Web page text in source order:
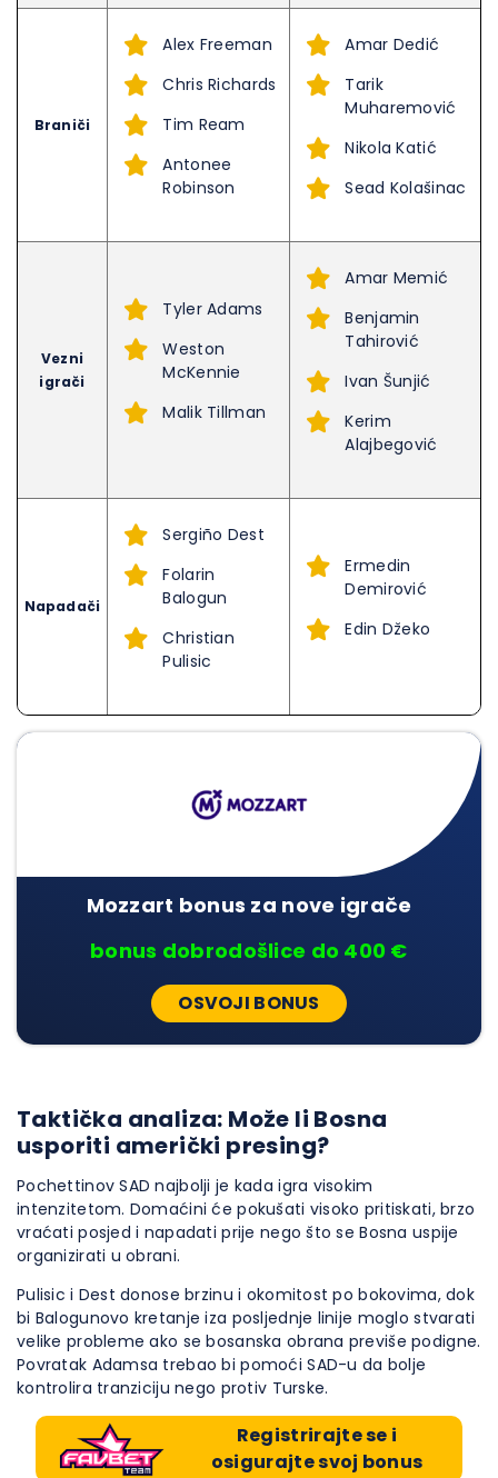
Braniči
Alex Freeman
Chris Richards
Tim Ream
Antonee
Robinson
Amar Dedić
Tarik
Muharemović
Nikola Katić
Sead Kolašinac
Vezni
igrači
Tyler Adams
Weston
McKennie
Malik Tillman
Amar Memić
Benjamin
Tahirović
Ivan Šunjić
Kerim
Alajbegović
Napadači
Sergiño Dest
Folarin
Balogun
Christian
Pulisic
Ermedin
Demirović
Edin Džeko
Mozzart bonus za nove igrače
bonus dobrodošlice do 400 €
OSVOJI BONUS
Taktička analiza: Može li Bosna
usporiti američki presing?
Pochettinov SAD najbolji je kada igra visokim
intenzitetom. Domaćini će pokušati visoko pritiskati, brzo
vraćati posjed i napadati prije nego što se Bosna uspije
organizirati u obrani.
Pulisic i Dest donose brzinu i okomitost po bokovima, dok
bi Balogunovo kretanje iza posljednje linije moglo stvarati
velike probleme ako se bosanska obrana previše podigne.
Povratak Adamsa trebao bi pomoći SAD-u da bolje
kontrolira tranziciju nego protiv Turske.
Registrirajte se i
osigurajte svoj bonus